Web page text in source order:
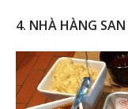
4. NHÀ HÀNG